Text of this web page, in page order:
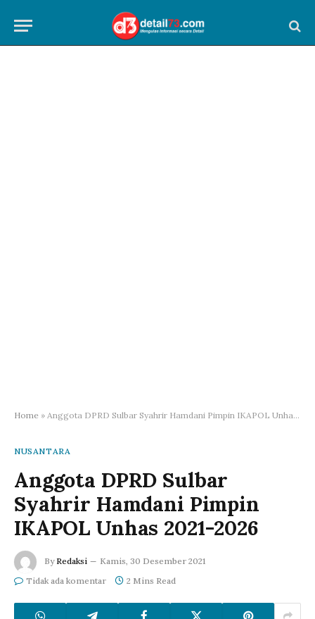
Home » Anggota DPRD Sulbar Syahrir Hamdani Pimpin IKAPOL Unhas 2021-2026
NUSANTARA
Anggota DPRD Sulbar
Syahrir Hamdani Pimpin
IKAPOL Unhas 2021-2026
By Redaksi
Kamis, 30 Desember 2021
Tidak ada komentar
2 Mins Read